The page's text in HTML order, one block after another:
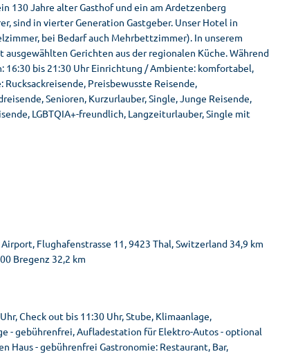
130 Jahre alter Gasthof und ein am Ardetzenberg
sind in vierter Generation Gastgeber. Unser Hotel in
bei Bedarf auch Mehrbettzimmer). In unserem
Gerichten aus der regionalen Küche. Während
16:30 bis 21:30 Uhr Einrichtung / Ambiente: komfortabel,
Preisbewusste Reisende,
Senioren, Kurzurlauber, Single, Junge Reisende,
LGBTQIA+-freundlich, Langzeiturlauber, Single mit
Flughafenstrasse 11, 9423 Thal, Switzerland 34,9 km
Bregenz 32,2 km
Check out bis 11:30 Uhr, Stube, Klimaanlage,
- gebührenfrei, Aufladestation für Elektro-Autos - optional
Haus - gebührenfrei Gastronomie: Restaurant, Bar,